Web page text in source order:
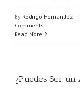
By Rodrigo Hernández |
Comments
Read More
¿Puedes Ser un